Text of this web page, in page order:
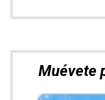
Muévete